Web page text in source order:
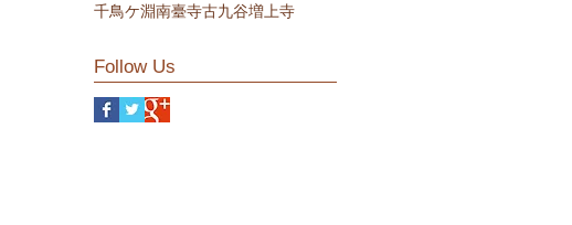
千鳥ケ淵南臺寺古九谷増上寺
Follow Us